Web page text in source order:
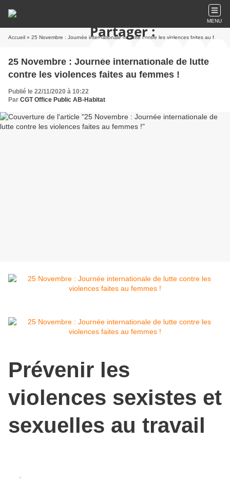
MENU
Accueil » 25 Novembre : Journée internationale de lutte contre les violences faites au femmes !
25 Novembre : Journée internationale de lutte
contre les violences faites au femmes !
Publié le 22/11/2020 à 10:22
Par CGT Office Public AB-Habitat
Prévenir les
violences sexistes et
sexuelles au travail
Partager :